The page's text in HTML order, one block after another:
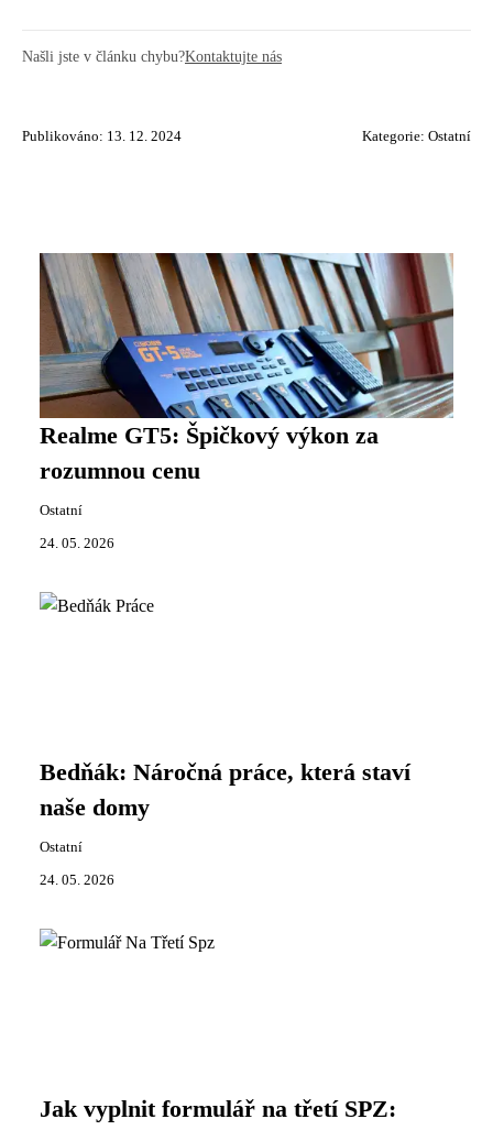
Našli jste v článku chybu?Kontaktujte nás
Publikováno: 13. 12. 2024 Kategorie: Ostatní
Realme GT5: Špičkový výkon za
rozumnou cenu
Ostatní
24. 05. 2026
Bedňák: Náročná práce, která staví
naše domy
Ostatní
24. 05. 2026
Jak vyplnit formulář na třetí SPZ: